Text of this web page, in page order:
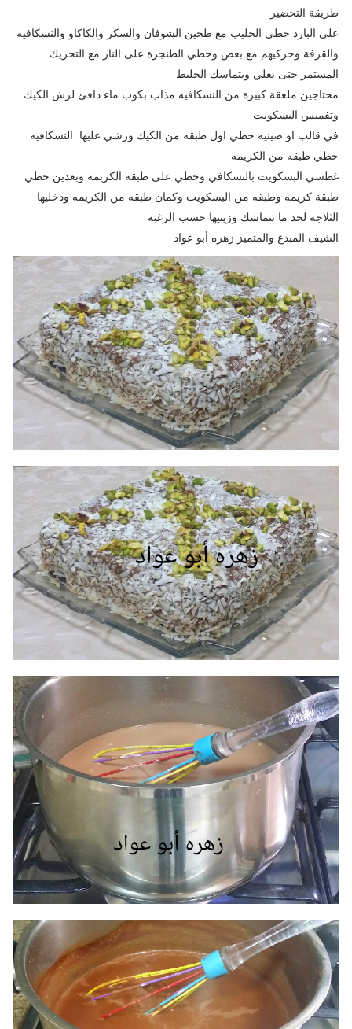
طريقة التحضير
على البارد حطي الحليب مع طحين الشوفان والسكر والكاكاو والنسكافيه
والقرفة وحركيهم مع بعض وحطي الطنجرة على النار مع التحريك
المستمر حتى يغلي ويتماسك الخليط
محتاجين ملعقة كبيرة من النسكافيه مذاب بكوب ماء دافئ لرش الكيك
وتفميس البسكويت
في قالب او صينيه حطي اول طبقه من الكيك ورشي عليها النسكافيه
حطي طبقه من الكريمه
غطسي البسكويت بالنسكافي وحطي على طبقه الكريمة وبعدين حطي
طبقة كريمه وطبقه من البسكويت وكمان طبقه من الكريمه ودخليها
الثلاجة لحد ما تتماسك وزينيها حسب الرغبة
الشيف المبدع والمتميز زهره أبو عواد